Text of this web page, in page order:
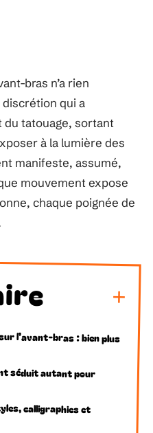
bras n’a rien
discrétion qui a
du tatouage, sortant
à la lumière des
manifeste, assumé,
mouvement expose
chaque poignée de
l’avant-bras : bien plus
séduit autant pour
calligraphies et